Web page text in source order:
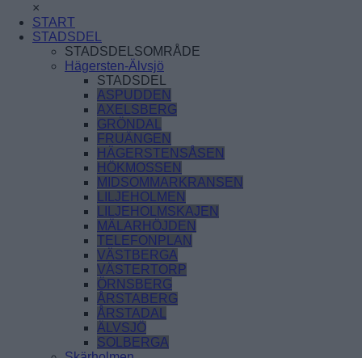
×
START
STADSDEL
STADSDELSOMRÅDE
Hägersten-Älvsjö
STADSDEL
ASPUDDEN
AXELSBERG
GRÖNDAL
FRUÄNGEN
HÄGERSTENSÅSEN
HÖKMOSSEN
MIDSOMMARKRANSEN
LILJEHOLMEN
LILJEHOLMSKAJEN
MÄLARHÖJDEN
TELEFONPLAN
VÄSTBERGA
VÄSTERTORP
ÖRNSBERG
ÅRSTABERG
ÅRSTADAL
ÄLVSJÖ
SOLBERGA